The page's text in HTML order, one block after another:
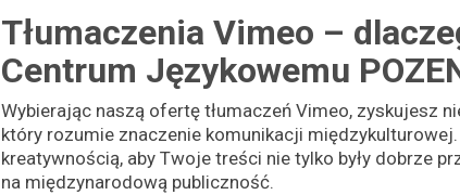
Tłumaczenia Vimeo –
Centrum Językowemu
Wybierając naszą ofertę tłumaczeń Vimeo, zyskujesz
który rozumie znaczenie komunikacji
kreatywnością, aby Twoje treści nie tylko były dobrze
na międzynarodową publiczność.